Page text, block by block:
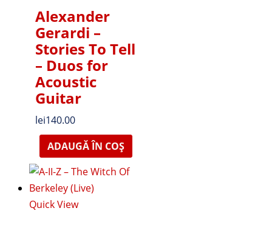
Alexander
Gerardi –
Stories To Tell
– Duos for
Acoustic
Guitar
lei140.00
ADAUGĂ ÎN COȘ
Quick View